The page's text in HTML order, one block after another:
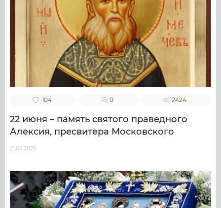
104 0 2424
22 июня – память святого праведного
Алексия, пресвитера Московского
21.06.2025